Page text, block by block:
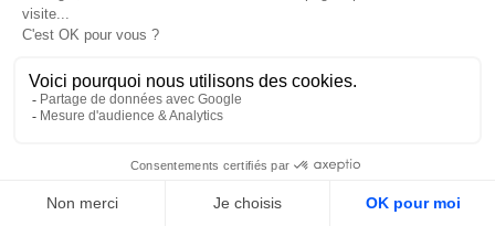
Nous contacter
Prendre rendez-vous
FR